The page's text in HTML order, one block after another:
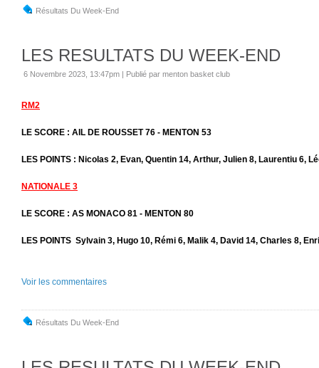
Résultats Du Week-End
LES RESULTATS DU WEEK-END
6 Novembre 2023, 13:47pm | Publié par menton basket club
RM2
LE SCORE : AIL DE ROUSSET 76 - MENTON 53
LES POINTS : Nicolas 2, Evan, Quentin 14, Arthur, Julien 8, Laurentiu 6,
NATIONALE 3
LE SCORE : AS MONACO 81 - MENTON 80
LES POINTS Sylvain 3, Hugo 10, Rémi 6, Malik 4, David 14, Charles 8,
Voir les commentaires
Résultats Du Week-End